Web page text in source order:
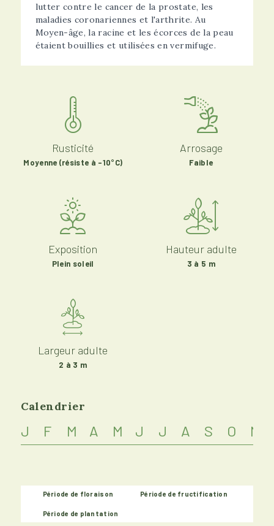
lutter contre le cancer de la prostate, les
maladies coronariennes et l'arthrite. Au
Moyen-âge, la racine et les écorces de la peau
étaient bouillies et utilisées en vermifuge.
Hauteur adulte
3 à 5 m
Largeur adulte
2 à 3 m
Rusticité
Moyenne (résiste à -10°C)
Arrosage
Faible
Exposition
Plein soleil
Calendrier
J F M A M J J A S O N
Période de floraison Période de fructification
Période de plantation